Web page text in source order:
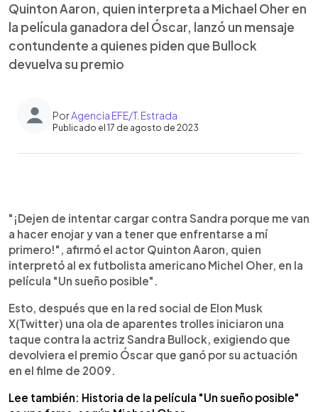
Quinton Aaron, quien interpreta a Michael Oher en
la película ganadora del Óscar, lanzó un mensaje
contundente a quienes piden que Bullock
devuelva su premio
PorAgencia EFE/T. Estrada
Publicado el 17 de agosto de 2023
Escuchar artículo
"¡Dejen de intentar cargar contra Sandra porque me van
a hacer enojar y van a tener que enfrentarse a mí
primero!", afirmó el actor Quinton Aaron, quien
interpretó al ex futbolista americano Michel Oher, en la
película "Un sueño posible".
Esto, después que en la red social de Elon Musk
X(Twitter) una ola de aparentes trolles iniciaron una
taque contra la actriz Sandra Bullock, exigiendo que
devolviera el premio Óscar que ganó por su actuación
en el filme de 2009.
Lee también: Historia de la película "Un sueño posible"